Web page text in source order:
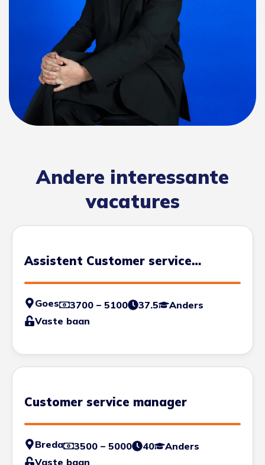
Andere interessante
vacatures
Assistent Customer service
Manager
Goes 3700 – 5100 37.5
Anders
Vaste baan
Customer service manager
Breda 3500 – 5000 40
Anders
Vaste baan